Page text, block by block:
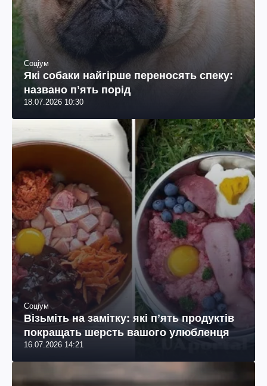
Соціум
Які собаки найгірше переносять спеку:
названо пʼять порід
18.07.2026 10:30
Соціум
Візьміть на замітку: які пʼять продуктів
покращать шерсть вашого улюбленця
16.07.2026 14:21